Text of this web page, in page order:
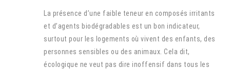
La présence d’une faible teneur en composés irritants
et d’agents biodégradables est un bon indicateur,
surtout pour les logements où vivent des enfants, des
personnes sensibles ou des animaux. Cela dit,
écologique ne veut pas dire inoffensif dans tous les